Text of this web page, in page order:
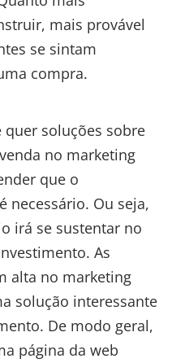
mais provável
se sintam
compra.
quer soluções sobre
no marketing
que o
necessário. Ou seja,
irá se sustentar no
As
alta no marketing
solução interessante
De modo geral,
página da web